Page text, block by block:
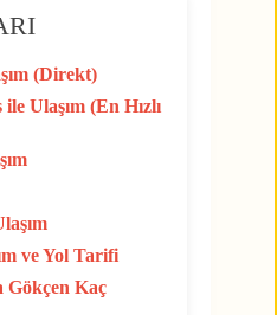
(Direkt)
Ulaşım (En Hızlı
ve Yol Tarifi
Gökçen Kaç